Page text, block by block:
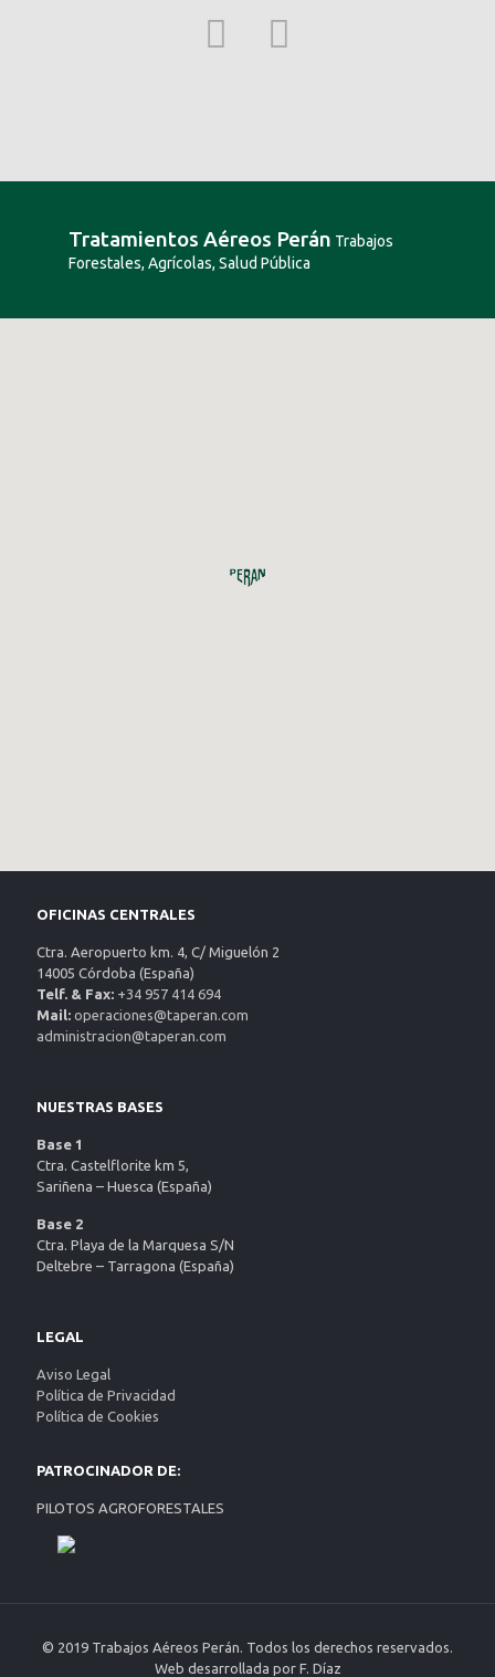
Tratamientos Aéreos Perán Trabajos
Forestales, Agrícolas, Salud Pública
OFICINAS CENTRALES
Ctra. Aeropuerto km. 4, C/ Miguelón 2
14005 Córdoba (España)
Telf. & Fax: +34 957 414 694
Mail: operaciones@taperan.com
administracion@taperan.com
NUESTRAS BASES
Base 1
Ctra. Castelflorite km 5,
Sariñena – Huesca (España)
Base 2
Ctra. Playa de la Marquesa S/N
Deltebre – Tarragona (España)
LEGAL
Aviso Legal
Política de Privacidad
Política de Cookies
PATROCINADOR DE:
PILOTOS AGROFORESTALES
© 2019 Trabajos Aéreos Perán. Todos los derechos reservados.
Web desarrollada por F. Díaz